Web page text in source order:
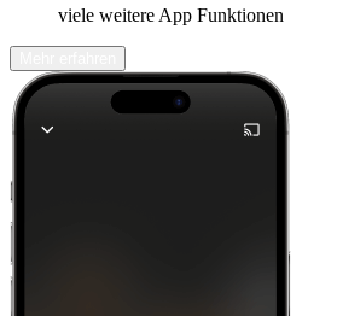
viele weitere App Funktionen